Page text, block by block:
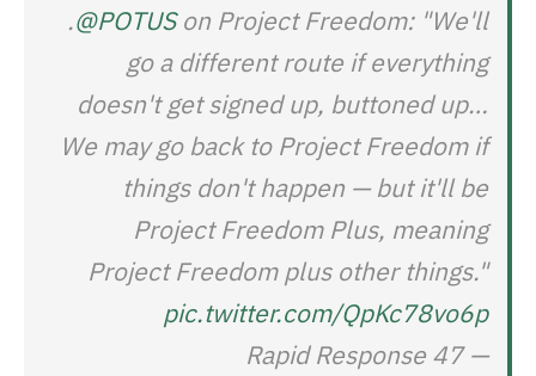
.@POTUSon Project Freedom: "We'll
go a different route if everything
doesn't get signed up, buttoned up…
We may go back to Project Freedom if
things don't happen — but it'll be
Project Freedom Plus, meaning
Project Freedom plus other things."
pic.twitter.com/QpKc78vo6p
— Rapid Response 47